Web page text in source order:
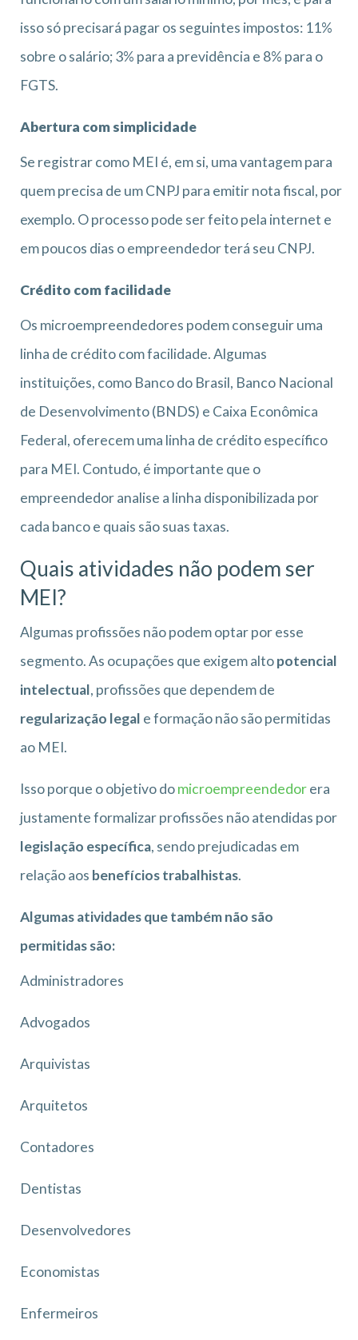
isso só precisará pagar os seguintes impostos: 11%
sobre o salário; 3% para a previdência e 8% para o
FGTS.
Abertura com simplicidade
Se registrar como MEI é, em si, uma vantagem para
quem precisa de um CNPJ para emitir nota fiscal, por
exemplo. O processo pode ser feito pela internet e
em poucos dias o empreendedor terá seu CNPJ.
Crédito com facilidade
Os microempreendedores podem conseguir uma
linha de crédito com facilidade. Algumas
instituições, como Banco do Brasil, Banco Nacional
de Desenvolvimento (BNDS) e Caixa Econômica
Federal, oferecem uma linha de crédito específico
para MEI. Contudo, é importante que o
empreendedor analise a linha disponibilizada por
cada banco e quais são suas taxas.
Quais atividades não podem ser
MEI?
Algumas profissões não podem optar por esse
segmento. As ocupações que exigem altopotencial
intelectual, profissões que dependem de
regularização legal e formação não são permitidas
ao MEI.
Isso porque o objetivo domicroempreendedorera
justamente formalizar profissões não atendidas por
legislação específica, sendo prejudicadas em
relação aos benefícios trabalhistas.
Algumas atividades que também não são
permitidas são:
Administradores
Advogados
Arquivistas
Arquitetos
Contadores
Dentistas
Desenvolvedores
Economistas
Enfermeiros